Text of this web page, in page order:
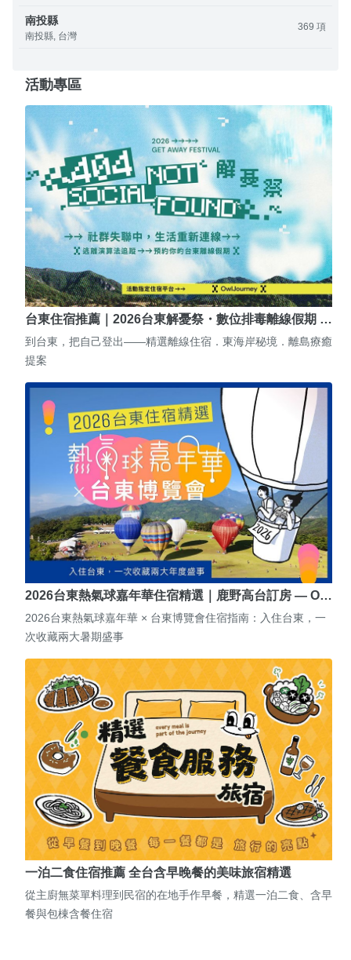
南投縣
南投縣, 台灣
369 項
活動專區
台東住宿推薦｜2026台東解憂祭・數位排毒離線假期 …
到台東，把自己登出——精選離線住宿．東海岸秘境．離島療癒
提案
2026台東熱氣球嘉年華住宿精選｜鹿野高台訂房 — O…
2026台東熱氣球嘉年華 × 台東博覽會住宿指南：入住台東，一
次收藏兩大暑期盛事
一泊二食住宿推薦 全台含早晚餐的美味旅宿精選
從主廚無菜單料理到民宿的在地手作早餐，精選一泊二食、含早
餐與包棟含餐住宿